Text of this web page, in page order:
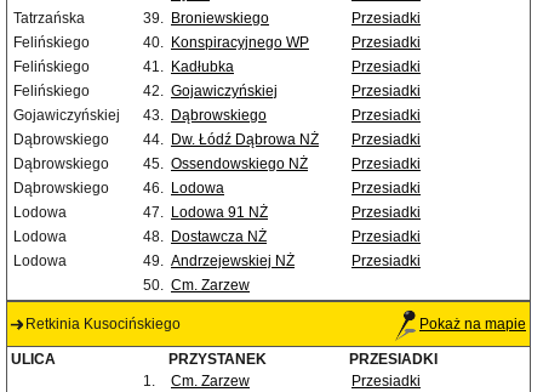
Tatrzańska
39. Broniewskiego
Przesiadki
Felińskiego
40. Konspiracyjnego WP
Przesiadki
Felińskiego
41. Kadłubka
Przesiadki
Felińskiego
42. Gojawiczyńskiej
Przesiadki
Gojawiczyńskiej
43. Dąbrowskiego
Przesiadki
Dąbrowskiego
44. Dw. Łódź Dąbrowa NŻ
Przesiadki
Dąbrowskiego
45. Ossendowskiego NŻ
Przesiadki
Dąbrowskiego
46. Lodowa
Przesiadki
Lodowa
47. Lodowa 91 NŻ
Przesiadki
Lodowa
48. Dostawcza NŻ
Przesiadki
Lodowa
49. Andrzejewskiej NŻ
Przesiadki
50. Cm. Zarzew
Retkinia Kusocińskiego Pokaż na mapie
ULICA PRZYSTANEK
PRZESIADKI
1.
Cm. Zarzew
Przesiadki